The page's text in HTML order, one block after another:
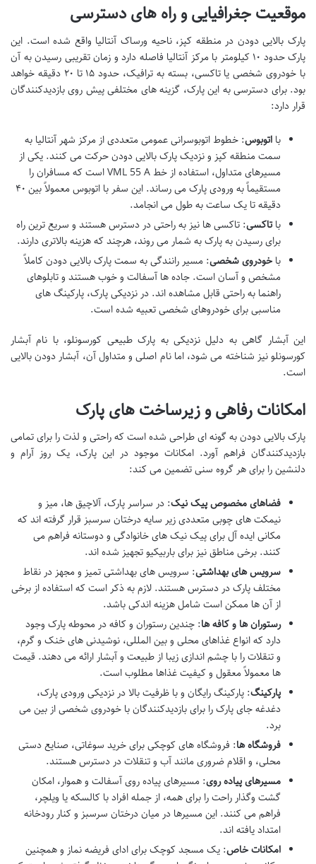
موقعیت جغرافیایی و راه های دسترسی
پارک بالایی دودن در منطقه کپز، ناحیه ورساک آنتالیا واقع شده است. این
پارک حدود ۱۰ کیلومتر با مرکز آنتالیا فاصله دارد و زمان تقریبی رسیدن به آن
با خودروی شخصی یا تاکسی، بسته به ترافیک، حدود ۱۵ تا ۲۰ دقیقه خواهد
بود. برای دسترسی به این پارک، گزینه های مختلفی پیش روی بازدیدکنندگان
قرار دارد:
با اتوبوس: خطوط اتوبوسرانی عمومی متعددی از مرکز شهر آنتالیا به
سمت منطقه کپز و نزدیک پارک بالایی دودن حرکت می کنند. یکی از
مسیرهای متداول، استفاده از خط VML 55 A است که مسافران را
مستقیماً به ورودی پارک می رساند. این سفر با اتوبوس معمولاً بین ۴۰
دقیقه تا یک ساعت به طول می انجامد.
باتاکسی: تاکسی ها نیز به راحتی در دسترس هستند و سریع ترین راه
برای رسیدن به پارک به شمار می روند، هرچند که هزینه بالاتری دارند.
با خودروی شخصی: مسیر رانندگی به سمت پارک بالایی دودن کاملاً
مشخص و آسان است. جاده ها آسفالت و خوب هستند و تابلوهای
راهنما به راحتی قابل مشاهده اند. در نزدیکی پارک، پارکینگ های
مناسبی برای خودروهای شخصی تعبیه شده است.
این آبشار گاهی به دلیل نزدیکی به پارک طبیعی کورسونلو، با نام آبشار
کورسونلو نیز شناخته می شود، اما نام اصلی و متداول آن، آبشار دودن بالایی
است.
امکانات رفاهی و زیرساخت های پارک
پارک بالایی دودن به گونه ای طراحی شده است که راحتی و لذت را برای تمامی
بازدیدکنندگان فراهم آورد. امکانات موجود در این پارک، یک روز آرام و
دلنشین را برای هر گروه سنی تضمین می کند:
فضاهای مخصوص پیک نیک: در سراسر پارک، آلاچیق ها، میز و
نیمکت های چوبی متعددی زیر سایه درختان سرسبز قرار گرفته اند که
مکانی ایده آل برای پیک نیک های خانوادگی و دوستانه فراهم می
کنند. برخی مناطق نیز برای باربیکیو تجهیز شده اند.
سرویس های بهداشتی: سرویس های بهداشتی تمیز و مجهز در نقاط
مختلف پارک در دسترس هستند. لازم به ذکر است که استفاده از برخی
از آن ها ممکن است شامل هزینه اندکی باشد.
رستوران ها و کافه ها: چندین رستوران و کافه در محوطه پارک وجود
دارد که انواع غذاهای محلی و بین المللی، نوشیدنی های خنک و گرم،
و تنقلات را با چشم اندازی زیبا از طبیعت و آبشار ارائه می دهند. قیمت
ها معمولاً معقول و کیفیت غذاها مطلوب است.
پارکینگ: پارکینگ رایگان و با ظرفیت بالا در نزدیکی ورودی پارک،
دغدغه جای پارک را برای بازدیدکنندگان با خودروی شخصی از بین می
برد.
فروشگاه ها: فروشگاه های کوچکی برای خرید سوغاتی، صنایع دستی
محلی، و اقلام ضروری مانند آب و تنقلات در دسترس هستند.
مسیرهای پیاده روی: مسیرهای پیاده روی آسفالت و هموار، امکان
گشت وگذار راحت را برای همه، از جمله افراد با کالسکه یا ویلچر،
فراهم می کنند. این مسیرها در میان درختان سرسبز و کنار رودخانه
امتداد یافته اند.
امکانات خاص: یک مسجد کوچک برای ادای فریضه نماز و همچنین